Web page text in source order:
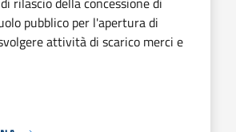
pubblico per l'apertura di
attività di scarico merci e